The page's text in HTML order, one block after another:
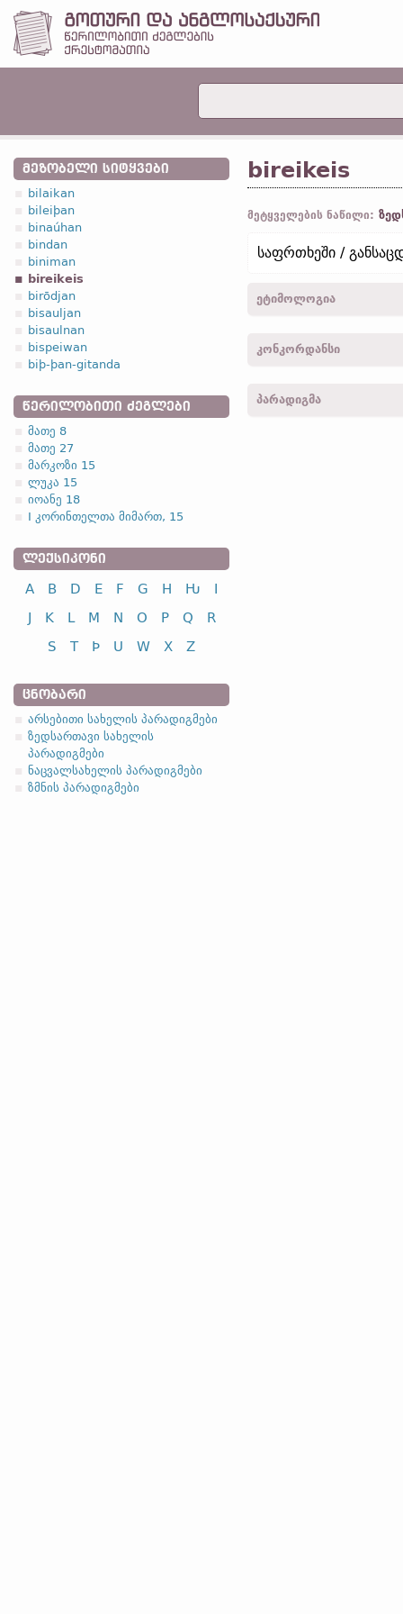
ᲛᲔᲖᲝᲑᲔᲚᲘ ᲡᲘᲢᲧᲕᲔᲑᲘ
bilaikan
bileiþan
binaúhan
bindan
biniman
bireikeis
birōdjan
bisauljan
bisaulnan
bispeiwan
biþ-þan-gitanda
ᲬᲔᲠᲘᲚᲝᲑᲘᲗᲘ ᲫᲔᲒᲚᲔᲑᲘ
მათე 8
მათე 27
მარკოზი 15
ლუკა 15
იოანე 18
I კორინთელთა მიმართ, 15
ᲚᲔᲥᲡᲘᲙᲝᲜᲘ
A B D E F G H Ƕ
I
J
K L M N O P Q
R
S
T Þ U W X Z
ᲪᲜᲝᲑᲐᲠᲘ
არსებითი სახელის პარადიგმები
ზედსართავი სახელის
პარადიგმები
ნაცვალსახელის პარადიგმები
ზმნის პარადიგმები
bireikeis
მეტყველების ნაწილი:
საფრთხეში /
ეტიმოლოგია
კონკორდანსი
პარადიგმა